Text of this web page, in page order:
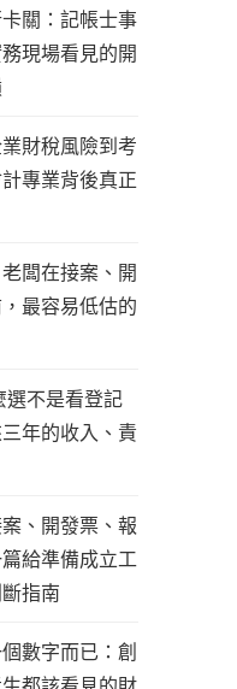
關：記帳士事
現場看見的開
財稅風險到考
專業背後真正
闆在接案、開
最容易低估的
選不是看登記
年的收入、責
、開發票、報
給準備成立工
指南
數字而已：創